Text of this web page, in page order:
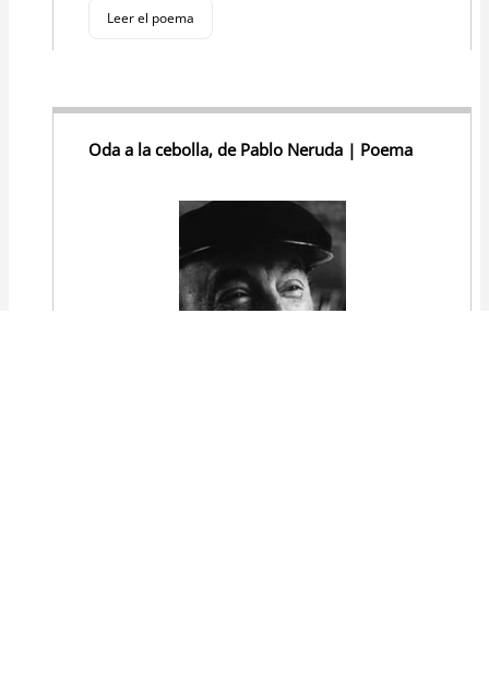
Leer el poema
Oda a la cebolla, de Pablo Neruda | Poema